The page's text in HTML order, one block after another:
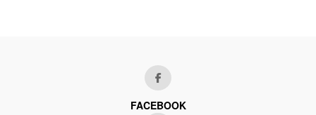
FACEBOOK